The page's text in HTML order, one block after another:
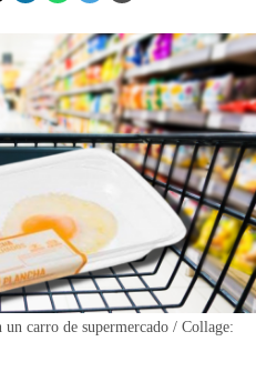
SESIÓN
carro de supermercado / Collage: